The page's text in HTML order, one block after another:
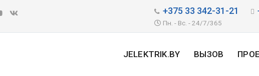
+375 33 342-31-21
Пн. - Вс. - 24/7/365
JELEKTRIK.BY ВЫЗОВ